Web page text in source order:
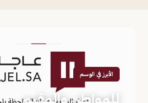
الأبرز في الوسم
للمواطن والمقيم